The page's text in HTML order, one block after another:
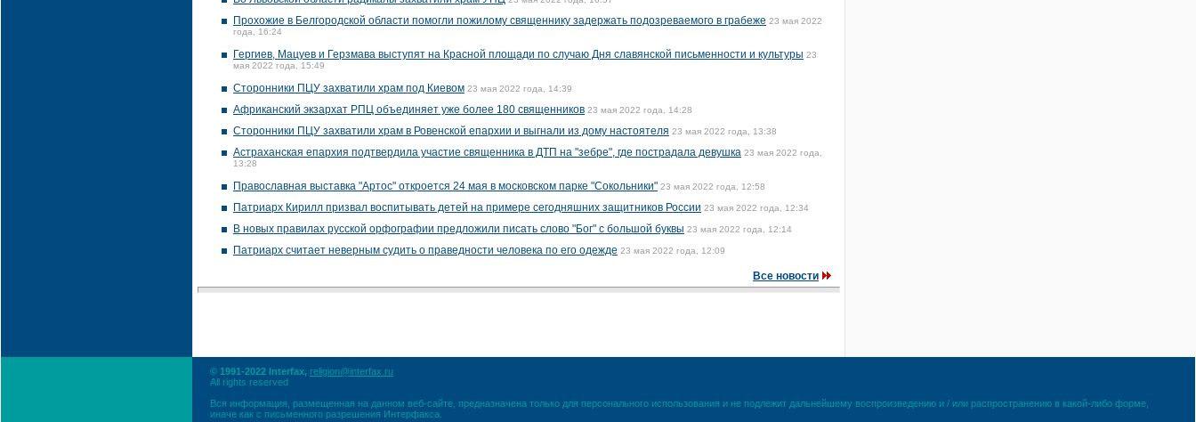
Прохожие в Белгородской области помогли пожилому священнику задержать подозреваемого в грабеже 23 мая 2022
года, 16:24
Гергиев, Мацуев и Герзмава выступят на Красной площади по случаю Дня славянской письменности и культуры 23
мая 2022 года, 15:49
Сторонники ПЦУ захватили храм под Киевом 23 мая 2022 года, 14:39
Африканский экзархат РПЦ объединяет уже более 180 священников 23 мая 2022 года, 14:28
Сторонники ПЦУ захватили храм в Ровенской епархии и выгнали из дому настоятеля 23 мая 2022 года, 13:38
Астраханская епархия подтвердила участие священника в ДТП на "зебре", где пострадала девушка 23 мая 2022 года,
13:28
Православная выставка "Артос" откроется 24 мая в московском парке "Сокольники" 23 мая 2022 года, 12:58
Патриарх Кирилл призвал воспитывать детей на примере сегодняшних защитников России 23 мая 2022 года, 12:34
В новых правилах русской орфографии предложили писать слово "Бог" с большой буквы 23 мая 2022 года, 12:14
Патриарх считает неверным судить о праведности человека по его одежде 23 мая 2022 года, 12:09
Все новости
© 1991-2022 Interfax, religion@interfax.ru
All rights reserved
Вся информация, размещенная на данном веб-сайте, предназначена только для персонального использования и не подлежит дальнейшему воспроизведению и / или распространению в какой-либо форме,
иначе как с письменного разрешения Интерфакса.